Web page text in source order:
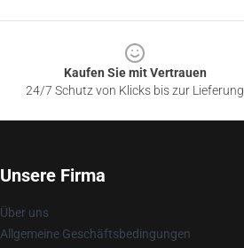
Kaufen Sie mit Vertrauen
24/7 Schutz von Klicks bis zur Lieferung
Unsere Firma
Über uns
Allgemeine Geschäftsbedingungen